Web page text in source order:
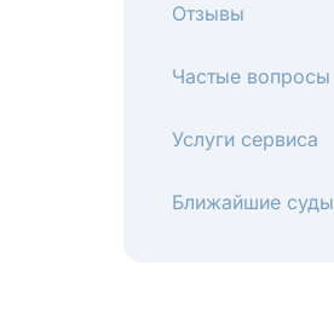
Отзывы
Частые вопросы
Услуги сервиса
Ближайшие суды